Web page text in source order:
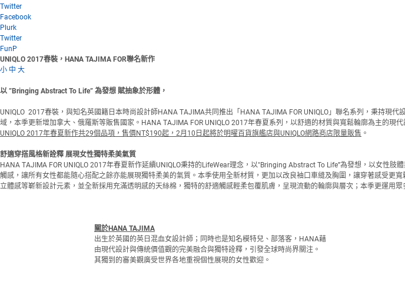
Twitter
Facebook
Plurk
Twitter
FunP
UNIQLO 2017春裝，HANA TAJIMA FOR聯名新作
小 中 大
以 ”Bringing Abstract To Life” 為發想 賦抽象於形體，
UNIQLO 2017春裝，與知名英國籍日本時尚設計師HANA TAJIMA共同推出「HANA TAJIMA FOR UNIQLO」聯名系列，秉持現
域，本季更新增加拿大、俄羅斯等販售國家。HANA TAJIMA FOR UNIQLO 2017年春夏系列，以舒適的材質與寬鬆輪廓為主的現
UNIQLO 2017年春夏新作共29個品項，售價NT$190起，2月10日起將於明曜百貨旗艦店與UNIQLO網路商店限量販售 。
舒適穿搭風格新詮釋 展現女性獨特柔美氣質
HANA TAJIMA FOR UNIQLO 2017年春夏新作延續UNIQLO秉持的LifeWear理念，以"Bringing Abstract To Life”為發想，以女性
觸感，讓所有女性都能隨心搭配之餘亦能展現獨特柔美的氣質。本季使用全新材質，更加以改良袖口車縫及胸圍，讓穿著感受
立體感等嶄新設計元素，並全新採用充滿透明感的天絲棉，獨特的舒適觸感輕柔包覆肌膚，呈現流動的輪廓與層次；本季更運用
關於HANA TAJIMA
出生於英國的英日混血女設計師；同時也是知名模特兒、部落客，HANA藉
由現代設計與傳統價值觀的完美融合與獨特詮釋，引發全球時尚界關注。
其獨到的審美觀廣受世界各地重視個性展現的女性歡迎。